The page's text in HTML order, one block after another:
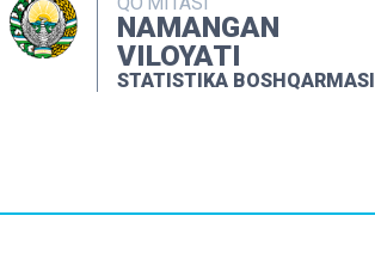
NAMANGAN
VILOYATI
STATISTIKA BOSHQARMASI
INTERAKTIV XIZMATLAR
MATBUOT XIZMATI
MUROJAATLAR